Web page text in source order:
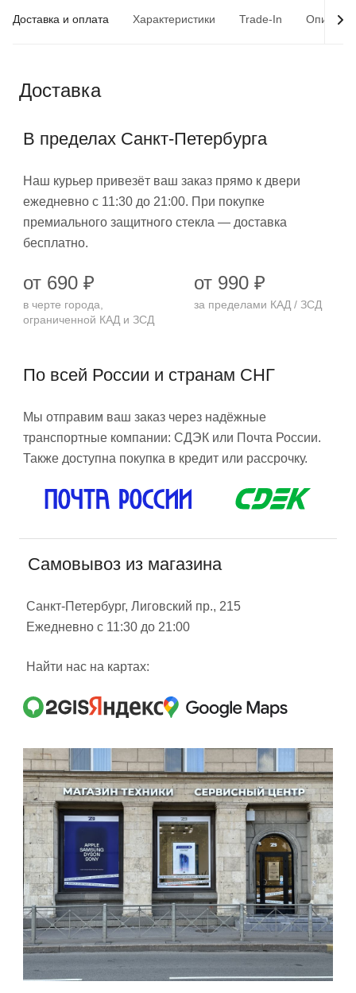
Доставка и оплата Характеристики Trade-In
Доставка
В пределах Санкт-Петербурга
Наш курьер привезёт ваш заказ прямо к двери
ежедневно с 11:30 до 21:00. При покупке
премиального защитного стекла — доставка
бесплатно.
от 690 ₽
в черте города,
ограниченной КАД и ЗСД
от 990 ₽
за пределами КАД / ЗСД
По всей России и странам СНГ
Мы отправим ваш заказ через надёжные
транспортные компании: СДЭК или Почта России.
Также доступна покупка в кредит или рассрочку.
Самовывоз из магазина
Санкт-Петербург, Лиговский пр., 215
Ежедневно с 11:30 до 21:00
Найти нас на картах: